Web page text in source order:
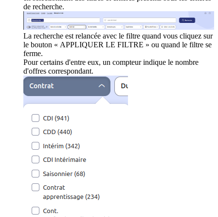
de recherche.
La recherche est relancée avec le filtre quand vous cliquez sur
le bouton « APPLIQUER LE FILTRE » ou quand le filtre se
ferme.
Pour certains d'entre eux, un compteur indique le nombre
d'offres correspondant.